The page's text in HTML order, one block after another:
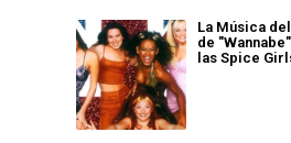
La Música
de
las Spice